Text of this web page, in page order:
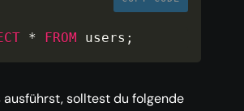
* FROM users ;
ausführst, solltest du folgende